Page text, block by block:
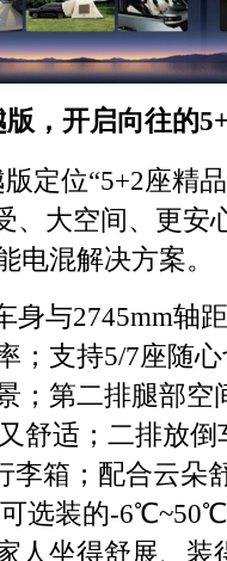
，开启向往的
定位“5+2座精
、大空间、更安
电混解决方案。
身与2745mm轴
；支持5/7座随
；第二排腿部空
舒适；二排放
李箱；配合云朵
可选装的-
人坐得舒展、装